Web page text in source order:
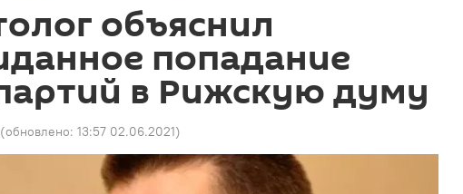
объяснил
попадание
в Рижскую думу
(обновлено: 13:57 02.06.2021)